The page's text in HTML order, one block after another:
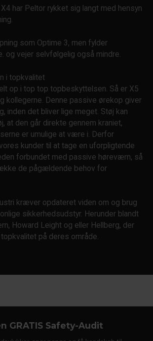
har Peltor rykket sig langt med hensyn
som Optime 3, men fylder
og vejer selvfølgelig også mindre.
i topkvalitet
op i top top topbeskyttelsen. Så er X5
kollegerne. Denne passive ørekop giver
inden det bliver lige meget. Støj kan
at den går direkte gennem kraniet,
er umulige at være i. Derfor
kunder til at tage en uforpligtende
forbundet med passive høreværn, så
de pågældende behov for
kræver opdateret viden om og brug
sikkerhedsudstyr. Herunder blandt
Howard Leight og eller Hellberg, der
på deres område.
GRATIS Safety-Audit